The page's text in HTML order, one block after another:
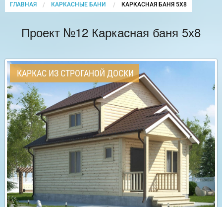
ГЛАВНАЯ КАРКАСНЫЕ БАНИ CURRENT:
КАРКАСНАЯ БАНЯ 5Х8
Проект №12 Каркасная баня 5х8
КАРКАС ИЗ СТРОГАНОЙ ДОСКИ